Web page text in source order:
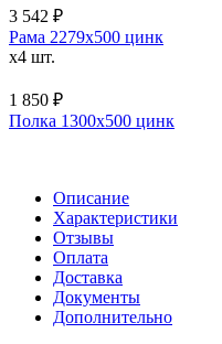
3 542 ₽
Рама 2279х500 цинк
x4 шт.
1 850 ₽
Полка 1300x500 цинк
Описание
Характеристики
Отзывы
Оплата
Доставка
Документы
Дополнительно